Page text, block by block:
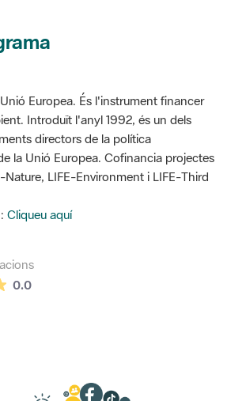
Europea. És l'instrument financer
Introduït l'anyl 1992, és un dels
directors de la política
la Unió Europea. Cofinancia projectes
Nature, LIFE-Environment i LIFE-Third
Cliqueu aquí
0.0La mitjana de les valoracions és de 0